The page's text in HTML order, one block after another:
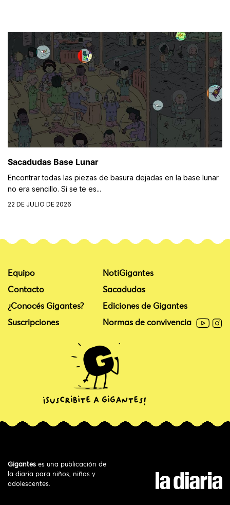
Sacadudas Base Lunar
Encontrar todas las piezas de basura dejadas en la base lunar
no era sencillo. Si se te es...
22 DE JULIO DE 2026
Equipo
Contacto
¿Conocés Gigantes?
Suscripciones
NotiGigantes
Sacadudas
Ediciones de Gigantes
Normas de convivencia
Gigantes es una publicación de
la diaria para niños, niñas y
adolescentes.